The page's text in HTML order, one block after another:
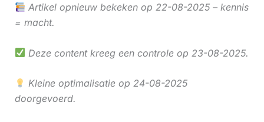
Artikel opnieuw bekeken op 22-08-2025 – kennis
= macht.
Deze content kreeg een controle op 23-08-2025.
Kleine optimalisatie op 24-08-2025
doorgevoerd.